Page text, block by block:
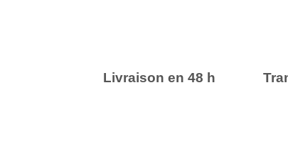
Livraison en 48 h